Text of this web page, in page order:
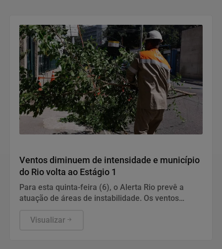
Ventos diminuem de intensidade e município
do Rio volta ao Estágio 1
Para esta quinta-feira (6), o Alerta Rio prevê a
atuação de áreas de instabilidade. Os ventos
com rajadas isoladas fortes.
Visualizar